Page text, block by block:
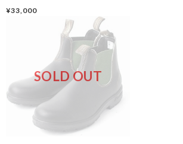
HIGHBRID DANNER LIGHT
¥33,000
SOLD OUT